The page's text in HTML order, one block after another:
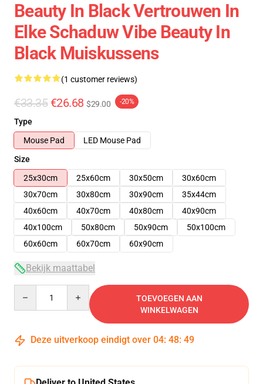
Beauty In Black Vertrouwen In
Elke Schaduw Vibe Beauty In
Black Muiskussens
(1 customer reviews)
€33.35 €26.68 $29.00 -20%
Type
Mouse Pad
LED Mouse Pad
Size
25x30cm
25x60cm 30x50cm
30x60cm
30x70cm
30x80cm 30x90cm
35x44cm
40x60cm
40x70cm 40x80cm
40x90cm
40x100cm
50x80cm 50x90cm
50x100cm
60x60cm
60x70cm 60x90cm
Bekijk maattabel
TOEVOEGEN AAN
WINKELWAGEN
Deze uitverkoop eindigt over 04: 48: 48